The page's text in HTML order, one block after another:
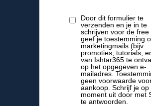
Door dit formulier te
verzenden en je in te
schrijven voor de free
geef je toestemming
marketingmails (bijv.
promoties, tutorials,
van Ishtar365 te
op het opgegeven e-
mailadres.
geen voorwaarde
aankoop. Schrijf je op
moment uit door met
te antwoorden.